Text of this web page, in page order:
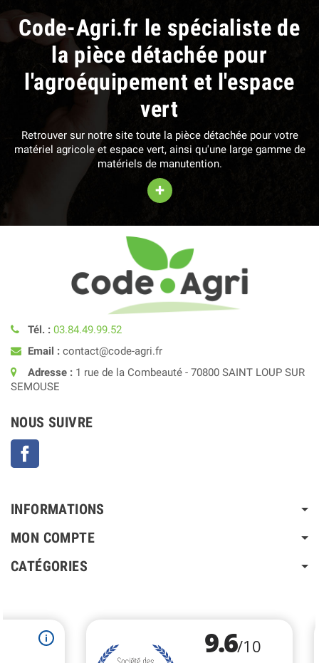
Code-Agri.fr le spécialiste de
la pièce détachée pour
l'agroéquipement et l'espace
vert
Retrouver sur notre site toute la pièce détachée pour votre
matériel agricole et espace vert, ainsi qu'une large gamme de
matériels de manutention.
+
Tél. : 03.84.49.99.52
Email : contact@code-agri.fr
Adresse : 1 rue de la Combeauté - 70800 SAINT LOUP SUR
SEMOUSE
NOUS SUIVRE
INFORMATIONS
MON COMPTE
CATÉGORIES